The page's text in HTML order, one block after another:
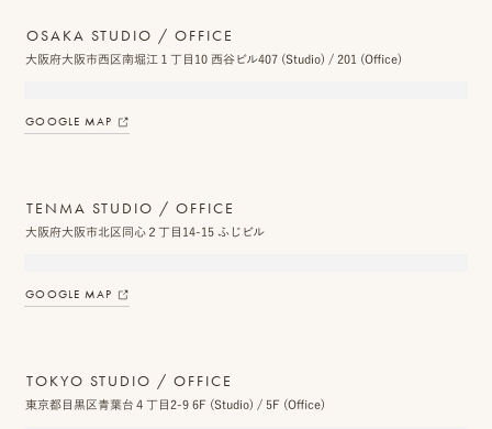
OSAKA STUDIO / OFFICE
大阪府大阪市西区南堀江１丁目10 西谷ビル407 (Studio) / 201 (Office)
GOOGLE MAP
TENMA STUDIO / OFFICE
大阪府大阪市北区同心２丁目14-15 ふじビル
GOOGLE MAP
TOKYO STUDIO / OFFICE
東京都目黒区青葉台４丁目2-9 6F (Studio) / 5F (Office)